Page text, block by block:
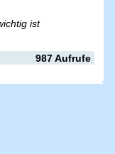
ist
987 Aufrufe